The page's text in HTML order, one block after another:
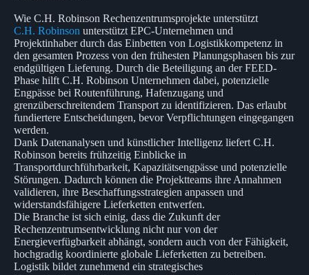
Wie C.H. Robinson Rechenzentrumsprojekte unterstützt
C.H. Robinson unterstützt EPC-Unternehmen und
Projektinhaber durch das Einbetten von Logistikkompetenz in
den gesamten Prozess von den frühesten Planungsphasen bis zur
endgültigen Lieferung. Durch die Beteiligung an der FEED-
Phase hilft C.H. Robinson Unternehmen dabei, potenzielle
Engpässe bei Routenführung, Hafenzugang und
grenzüberschreitendem Transport zu identifizieren. Das erlaubt
fundiertere Entscheidungen, bevor Verpflichtungen eingegangen
werden.
Dank Datenanalysen und künstlicher Intelligenz liefert C.H.
Robinson bereits frühzeitig Einblicke in
Transportdurchführbarkeit, Kapazitätsengpässe und potenzielle
Störungen. Dadurch können die Projektteams ihre Annahmen
validieren, ihre Beschaffungsstrategien anpassen und
widerstandsfähigere Lieferketten entwerfen.
Die Branche ist sich einig, dass die Zukunft der
Rechenzentrumsentwicklung nicht nur von der
Energieverfügbarkeit abhängt, sondern auch von der Fähigkeit,
hochgradig koordinierte globale Lieferketten zu betreiben.
Logistik bildet zunehmend ein strategisches